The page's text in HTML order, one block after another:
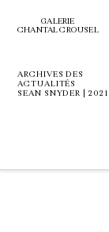
GALERIE
CHANTAL CROUSEL
ARCHIVES DES
ACTUALITÉS
SEAN SNYDER |